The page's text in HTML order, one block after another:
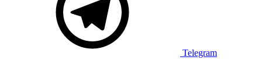
Telegram